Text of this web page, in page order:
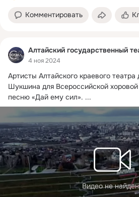
Комментировать
Алтайский государственный
4 ноя 2024
Артисты Алтайского краевого
Шукшина для Всероссийской
песню «Дай ему сил». ...
Видео не